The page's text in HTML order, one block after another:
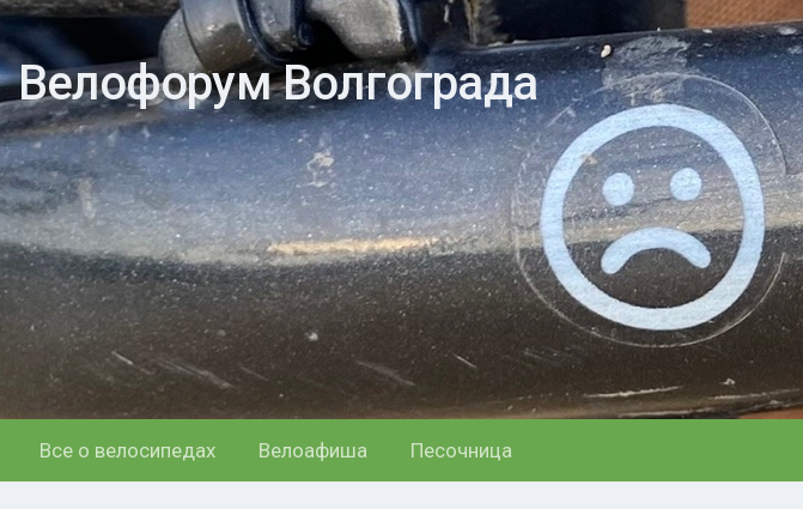
Велофорум Волгограда
Все о велосипедах Велоафиша Песочница